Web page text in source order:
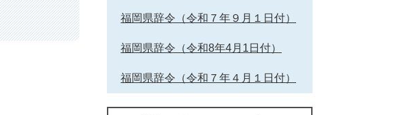
福岡県辞令（令和７年９月１日付）
福岡県辞令（令和8年4月1日付）
福岡県辞令（令和７年４月１日付）